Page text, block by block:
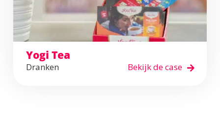
Yogi Tea
Dranken Bekijk de case